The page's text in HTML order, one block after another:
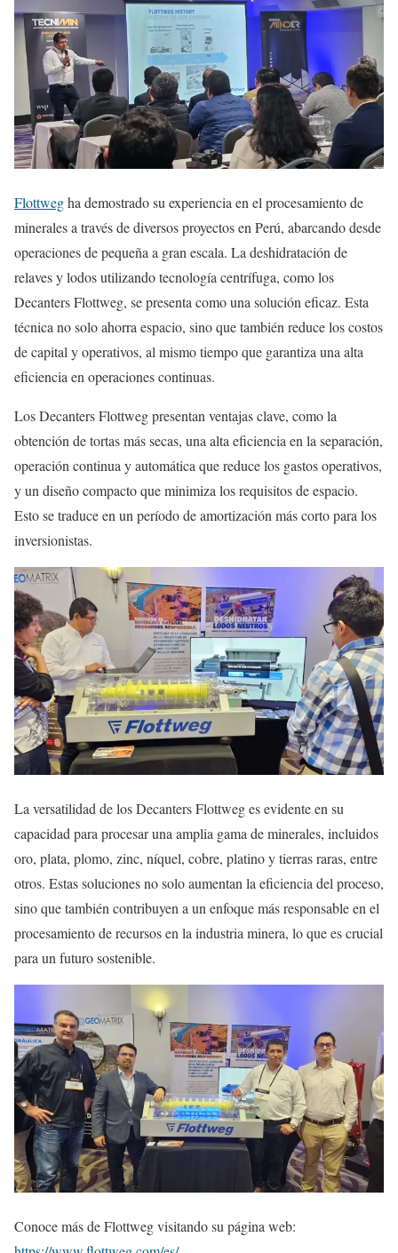
Flottwegha demostrado su experiencia en el procesamiento de
minerales a través de diversos proyectos en Perú, abarcando desde
operaciones de pequeña a gran escala. La deshidratación de
relaves y lodos utilizando tecnología centrífuga, como los
Decanters Flottweg, se presenta como una solución eficaz. Esta
técnica no solo ahorra espacio, sino que también reduce los costos
de capital y operativos, al mismo tiempo que garantiza una alta
eficiencia en operaciones continuas.
Los Decanters Flottweg presentan ventajas clave, como la
obtención de tortas más secas, una alta eficiencia en la separación,
operación continua y automática que reduce los gastos operativos,
y un diseño compacto que minimiza los requisitos de espacio.
Esto se traduce en un período de amortización más corto para los
inversionistas.
La versatilidad de los Decanters Flottweg es evidente en su
capacidad para procesar una amplia gama de minerales, incluidos
oro, plata, plomo, zinc, níquel, cobre, platino y tierras raras, entre
otros. Estas soluciones no solo aumentan la eficiencia del proceso,
sino que también contribuyen a un enfoque más responsable en el
procesamiento de recursos en la industria minera, lo que es crucial
para un futuro sostenible.
Conoce más de Flottweg visitando su página web: